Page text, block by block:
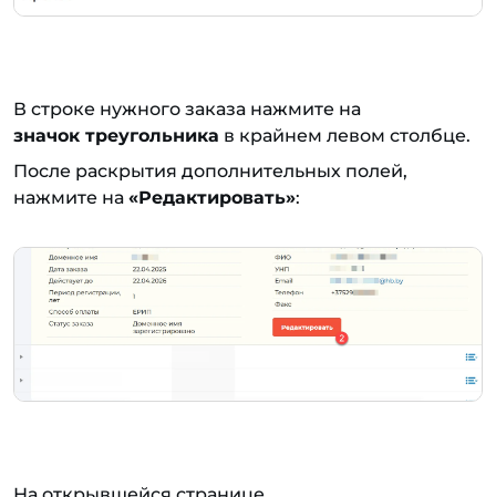
В строке нужного заказа нажмите на
значок треугольника в крайнем левом столбце.
После раскрытия дополнительных полей,
нажмите на «Редактировать»: